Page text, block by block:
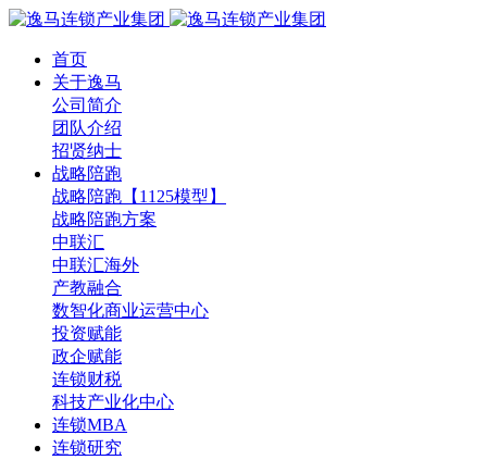
首页
关于逸马
公司简介
团队介绍
招贤纳士
战略陪跑
战略陪跑【1125模型】
战略陪跑方案
中联汇
中联汇海外
产教融合
数智化商业运营中心
投资赋能
政企赋能
连锁财税
科技产业化中心
连锁MBA
连锁研究